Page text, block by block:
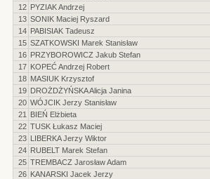
12 PYZIAK Andrzej
13 SONIK Maciej Ryszard
14 PABISIAK Tadeusz
15 SZATKOWSKI Marek Stanisław
16 PRZYBOROWICZ Jakub Stefan
17 KOPEĆ Andrzej Robert
18 MASIUK Krzysztof
19 DROŻDŻYŃSKA Alicja Janina
20 WÓJCIK Jerzy Stanisław
21
BIEŃ Elżbieta
22 TUSK Łukasz Maciej
23 LIBERKA Jerzy Wiktor
24 RUBELT Marek Stefan
25 TREMBACZ Jarosław Adam
26 KANARSKI Jacek Jerzy